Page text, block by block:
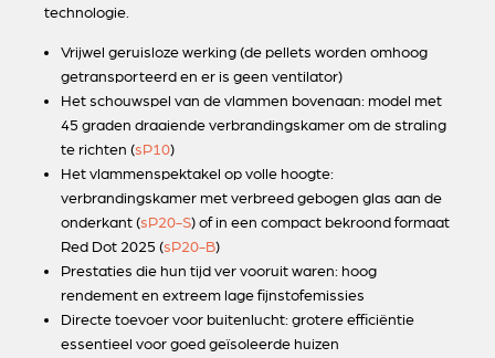
technologie.
Vrijwel geruisloze werking (de pellets worden omhoog
getransporteerd en er is geen ventilator)
Het schouwspel van de vlammen bovenaan: model met
45 graden draaiende verbrandingskamer om de straling
te richten (sP10)
Het vlammenspektakel op volle hoogte:
verbrandingskamer met verbreed gebogen glas aan de
onderkant (sP20-S) of in een compact bekroond formaat
Red Dot 2025 (sP20-B)
Prestaties die hun tijd ver vooruit waren: hoog
rendement en extreem lage fijnstofemissies
Directe toevoer voor buitenlucht: grotere efficiëntie
essentieel voor goed geïsoleerde huizen